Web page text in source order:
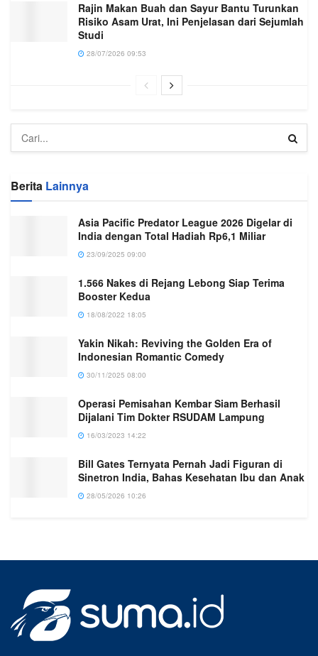
Rajin Makan Buah dan Sayur Bantu Turunkan
Risiko Asam Urat, Ini Penjelasan dari Sejumlah
Studi
28/07/2026 09:53
Berita Lainnya
Asia Pacific Predator League 2026 Digelar di
India dengan Total Hadiah Rp6,1 Miliar
23/09/2025 09:00
1.566 Nakes di Rejang Lebong Siap Terima
Booster Kedua
18/08/2022 18:05
Yakin Nikah: Reviving the Golden Era of
Indonesian Romantic Comedy
30/11/2025 08:00
Operasi Pemisahan Kembar Siam Berhasil
Dijalani Tim Dokter RSUDAM Lampung
16/03/2023 14:22
Bill Gates Ternyata Pernah Jadi Figuran di
Sinetron India, Bahas Kesehatan Ibu dan Anak
28/05/2026 10:26